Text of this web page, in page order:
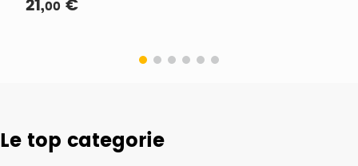
21,00 €
Le top categorie